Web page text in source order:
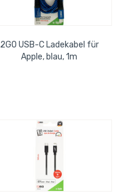
2GO USB-C Ladekabel für
Apple, blau, 1m